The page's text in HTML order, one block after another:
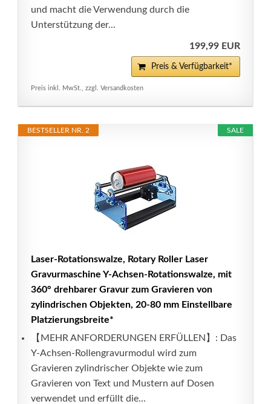
und macht die Verwendung durch die
Unterstützung der...
199,99 EUR
Preis & Verfügbarkeit*
Preis inkl. MwSt., zzgl. Versandkosten
SALE
BESTSELLER NR. 2
Laser-Rotationswalze, Rotary Roller Laser
Gravurmaschine Y-Achsen-Rotationswalze, mit
360° drehbarer Gravur zum Gravieren von
zylindrischen Objekten, 20-80 mm Einstellbare
Platzierungsbreite*
【MEHR ANFORDERUNGEN ERFÜLLEN】: Das
Y-Achsen-Rollengravurmodul wird zum
Gravieren zylindrischer Objekte wie zum
Gravieren von Text und Mustern auf Dosen
verwendet und erfüllt die...